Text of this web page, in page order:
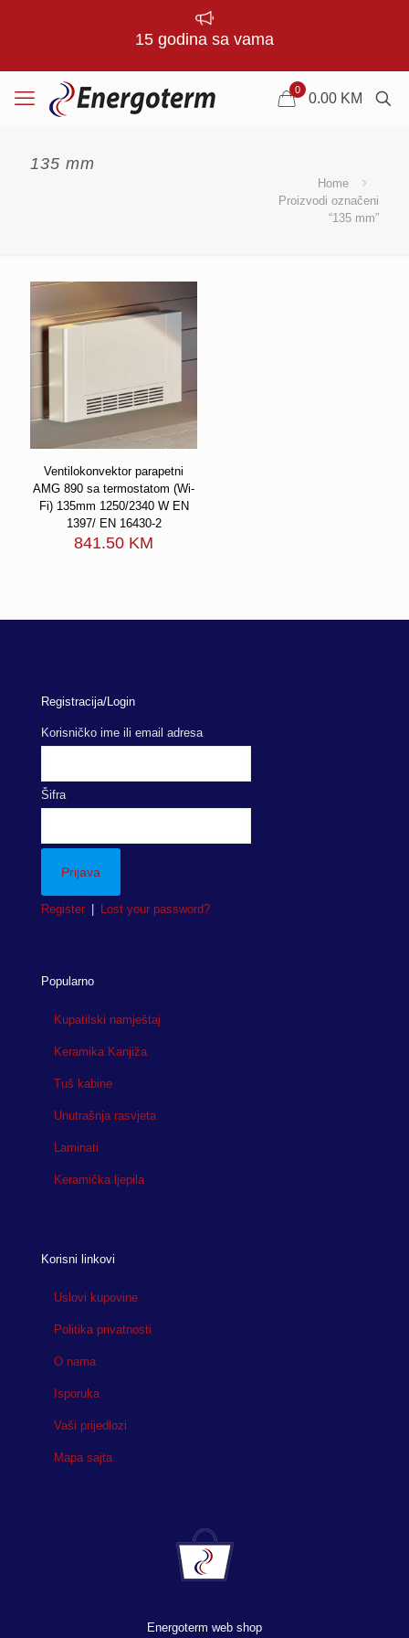
15 godina sa vama
0
0.00 KM
135 mm
Home
Proizvodi označeni
“135 mm”
Ventilokonvektor parapetni
AMG 890 sa termostatom (Wi-
Fi) 135mm 1250/2340 W EN
1397/ EN 16430-2
841.50 KM
Registracija/Login
Korisničko ime ili email adresa
Šifra
Register Lost your password?
Popularno
Kupatilski namještaj
Keramika Kanjiža
Tuš kabine
Unutrašnja rasvjeta
Laminati
Keramička ljepila
Korisni linkovi
Uslovi kupovine
Politika privatnosti
O nama
Isporuka
Vaši prijedlozi
Mapa sajta
Energoterm web shop